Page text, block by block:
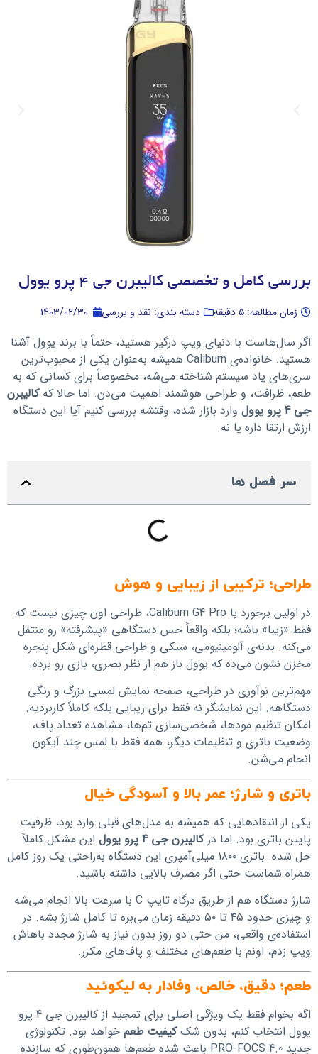
بررسی کامل و تخصصی کالیبرن جی 4 پرو یوول
زمان مطالعه: 5 دقیقه دسته بندی: نقد و بررسی 1403/02/30
اگر سال‌هاست با دنیای ویپ درگیر هستید، حتماً با برند یوول آشنا
هستید. خانواده‌ی Caliburn همیشه به‌عنوان یکی از محبوب‌ترین
سری‌های پاد سیستم شناخته می‌شه، مخصوصاً برای کسانی که به
طعم، ظرافت، و طراحی هوشمند اهمیت می‌دن. اما حالا کهکالیبرن
جی 4 پرو یوول
وارد بازار شده، وقتشه بررسی کنیم آیا این دستگاه
ارزش ارتقا داره یا نه.
سر فصل ها
طراحی؛ ترکیبی از زیبایی و هوش
در اولین برخورد با Caliburn G4 Pro، طراحی اون چیزی نیست که
فقط «زیبا» باشه؛ بلکه واقعاً حس دستگاهی «پیشرفته» رو منتقل
می‌کنه. بدنه‌ی آلومینیومی، سبکی و طراحی قطره‌ای شکل پنجره
مخزن نشون می‌ده که یوول باز هم از نظر بصری، بازی رو برده.
مهم‌ترین نوآوری در طراحی، صفحه نمایش لمسی بزرگ و رنگی
دستگاهه. این نمایشگر نه فقط برای زیبایی بلکه کاملاً کاربردیه.
امکان تنظیم مودها، شخصی‌سازی تم‌ها، مشاهده تعداد پاف،
وضعیت باتری و تنظیمات دیگر، همه فقط با لمس چند آیکون
انجام می‌شن.
باتری و شارژ؛ عمر بالا و آسودگی خیال
یکی از انتقادهایی که همیشه به مدل‌های قبلی وارد بود، ظرفیت
پایین باتری بود. اما درکالیبرن جی 4 پرو یوول
این مشکل کاملاً
حل شده. باتری ۱۸۰۰ میلی‌آمپری این دستگاه به‌راحتی یک روز کامل
همراه شماست حتی اگر مصرف بالایی داشته باشید.
شارژ دستگاه هم از طریق درگاه تایپ C با سرعت بالا انجام می‌شه
و چیزی حدود ۴۵ تا ۵۰ دقیقه زمان می‌بره تا کامل شارژ بشه. در
استفاده‌ی واقعی، من حتی دو روز بدون نیاز به شارژ مجدد باهاش
ویپ زدم، اونم با طعم‌های مختلف و پاف‌های مکرر.
طعم؛ دقیق، خالص، وفادار به لیکوئید
اگه بخوام فقط یک ویژگی اصلی برای تمجید از کالیبرن جی 4 پرو
یوول انتخاب کنم، بدون شککیفیت طعم خواهد بود. تکنولوژی
جدید PRO-FOCS 4.0 باعث شده طعم‌ها همون‌طوری که سازنده